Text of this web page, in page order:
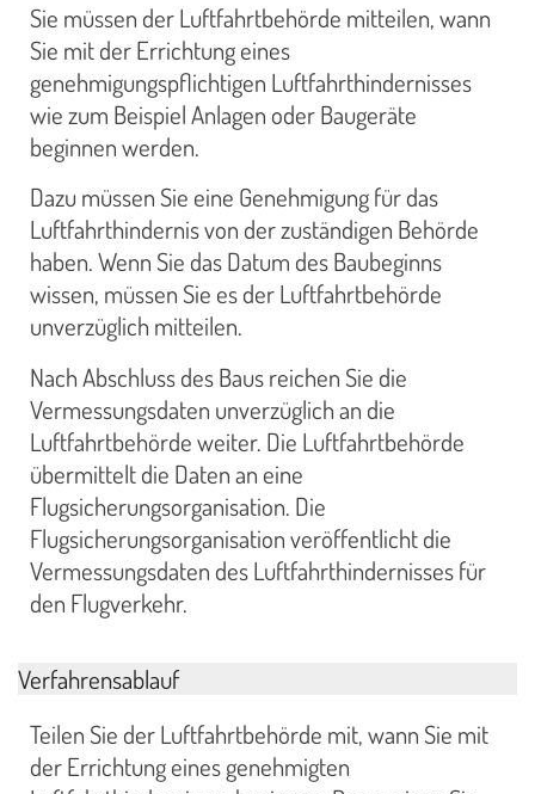
Sie müssen der Luftfahrtbehörde mitteilen, wann
Sie mit der Errichtung eines
genehmigungspflichtigen Luftfahrthindernisses
wie zum Beispiel Anlagen oder Baugeräte
beginnen werden.
Dazu müssen Sie eine Genehmigung für das
Luftfahrthindernis von der zuständigen Behörde
haben. Wenn Sie das Datum des Baubeginns
wissen, müssen Sie es der Luftfahrtbehörde
unverzüglich mitteilen.
Nach Abschluss des Baus reichen Sie die
Vermessungsdaten unverzüglich an die
Luftfahrtbehörde weiter. Die Luftfahrtbehörde
übermittelt die Daten an eine
Flugsicherungsorganisation. Die
Flugsicherungsorganisation veröffentlicht die
Vermessungsdaten des Luftfahrthindernisses für
den Flugverkehr.
Verfahrensablauf
Teilen Sie der Luftfahrtbehörde mit, wann Sie mit
der Errichtung eines genehmigten